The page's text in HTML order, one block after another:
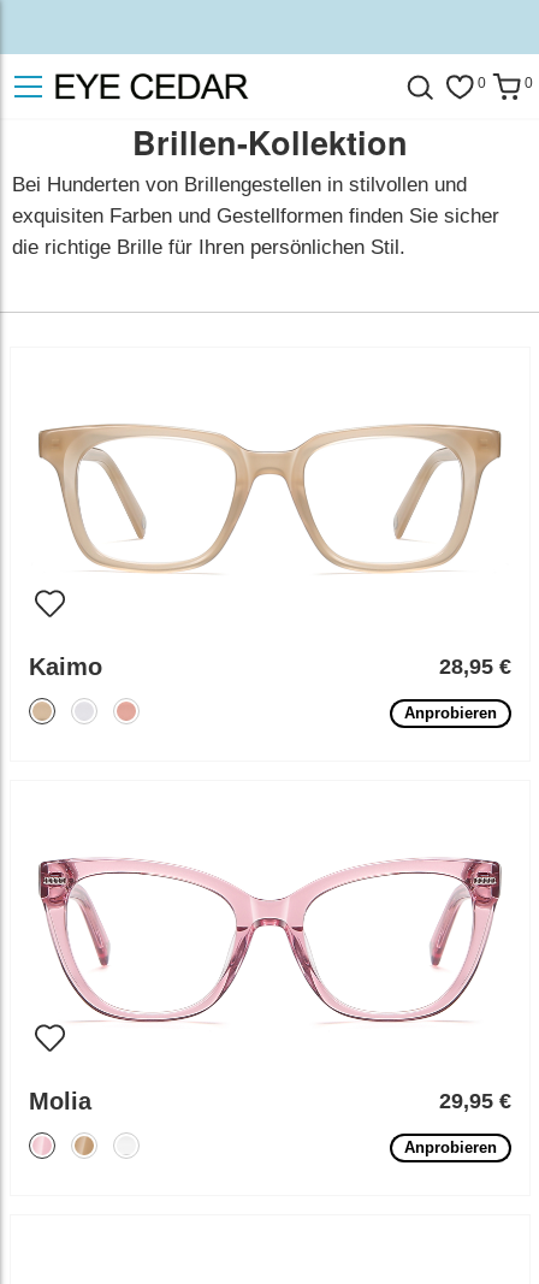
0 0
Brillen-Kollektion
Bei Hunderten von Brillengestellen in stilvollen und
exquisiten Farben und Gestellformen finden Sie sicher
die richtige Brille für Ihren persönlichen Stil.
Kaimo 28,95 €
Anprobieren
Molia 29,95 €
Anprobieren